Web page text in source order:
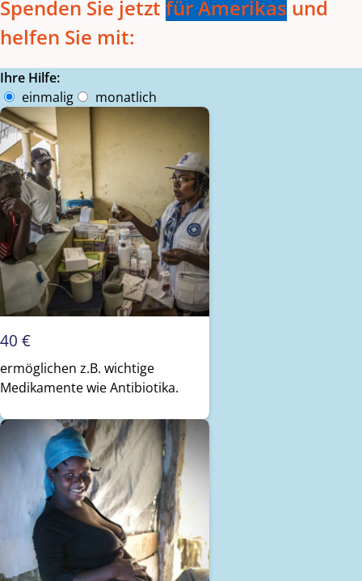
Spenden Sie jetzt für Amerikas und
helfen Sie mit:
Ihre Hilfe:
Intervalleinmalig
monatlich
Beträge
40 €
ermöglichen z.B. wichtige
Medikamente wie Antibiotika.